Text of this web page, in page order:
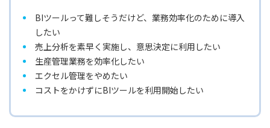
BIツールって難しそうだけど、業務効率化のために導入
したい
売上分析を素早く実施し、意思決定に利用したい
生産管理業務を効率化したい
エクセル管理をやめたい
コストをかけずにBIツールを利用開始したい